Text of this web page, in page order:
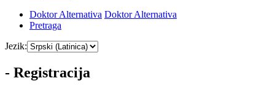
Doktor Alternativa Doktor Alternativa
Pretraga
Jezik:
- Registracija